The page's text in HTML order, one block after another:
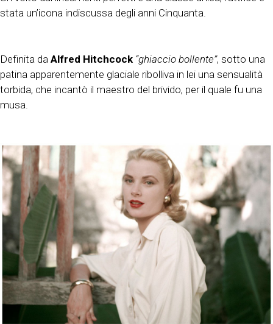
stata un’icona indiscussa degli anni Cinquanta.
Definita da Alfred Hitchcock “ghiaccio bollente”, sotto una
patina apparentemente glaciale ribolliva in lei una sensualità
torbida, che incantò il maestro del brivido, per il quale fu una
musa.